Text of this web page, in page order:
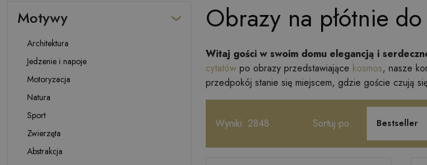
Motywy
Architektura
Jedzenie i napoje
Motoryzacja
Natura
Sport
Zwierzęta
Abstrakcja
Obrazy na płótnie
Witaj gości w swoim domu elegancją i
cytatów po obrazy przedstawiające kosmos, nasze
przedpokój stanie się miejscem, gdzie goście czują
Wyniki: 2848 Sortuj po: Bestseller